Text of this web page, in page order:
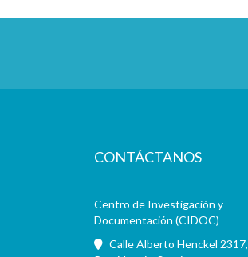
CONTÁCTANOS
Centro de Investigación y
Documentación (CIDOC)
Calle Alberto Henckel 2317,